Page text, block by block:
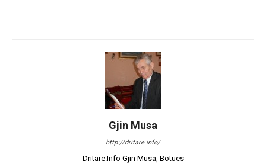
Gjin Musa
http://dritare.info/
Dritare.Info Gjin Musa, Botues